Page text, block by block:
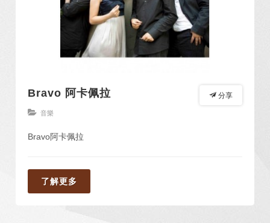
分享
Bravo 阿卡佩拉
音樂
Bravo阿卡佩拉
了解更多